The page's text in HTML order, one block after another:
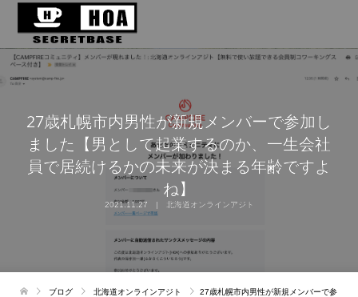
27歳札幌市内男性が新規メンバーで参加し
ました【男として起業するのか、一生会社
員で居続けるかの未来が決まる年齢ですよ
ね】
2021.11.27 北海道オンラインアジト
ブログ 北海道オンラインアジト
27歳札幌市内男性が新規メンバーで参